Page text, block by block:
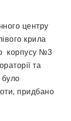
центру
крила
корпусу №3
та
було
придбано